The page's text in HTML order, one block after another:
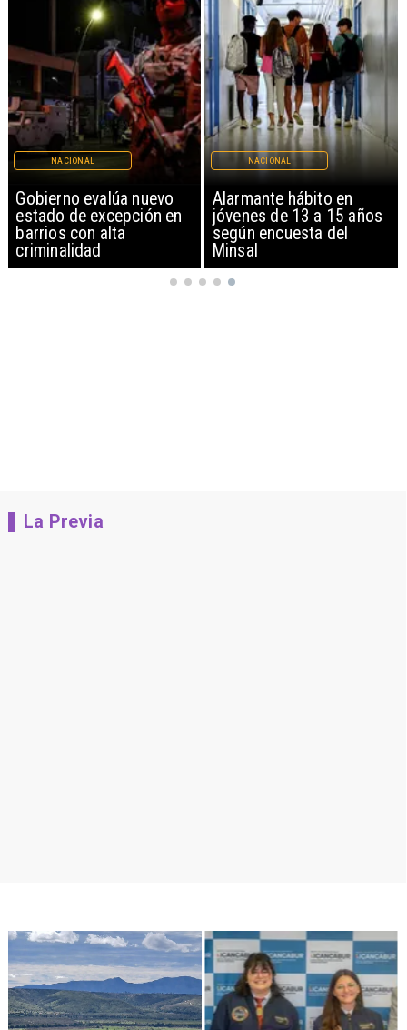
Gobierno evalúa nuevo
estado de excepción en
barrios con alta
criminalidad
NACIONAL
Alarmante hábito en
jóvenes de 13 a 15 años
según encuesta del
Minsal
NACIONAL
La Previa